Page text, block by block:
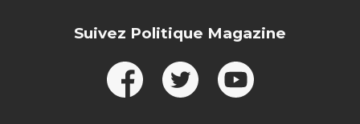
Suivez Politique Magazine